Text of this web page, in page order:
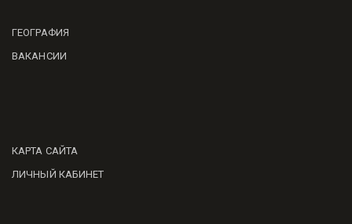
ГЕОГРАФИЯ
ВАКАНСИИ
КАРТА САЙТА
ЛИЧНЫЙ КАБИНЕТ